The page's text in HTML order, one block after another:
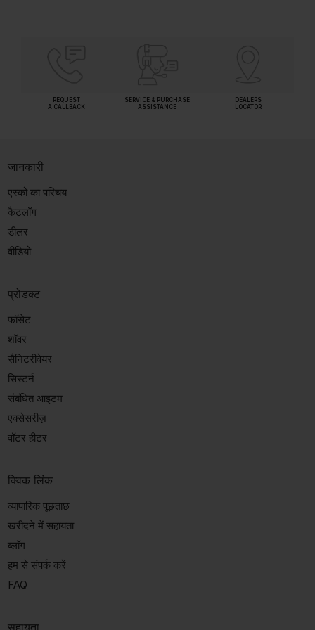
REQUEST
A CALLBACK
SERVICE & PURCHASE
ASSISTANCE
DEALERS
LOCATOR
जानकारी
एस्को का परिचय
कैटलॉग
डीलर
वीडियो
प्रोडक्ट
फॉसेट
शॉवर
सैनिटरीवेयर
सिस्टर्न
संबंधित आइटम
एक्सेसरीज़
वॉटर हीटर
क्विक लिंक
व्यापारिक पूछताछ
खरीदने में सहायता
ब्लॉग
हम से संपर्क करें
FAQ
सहायता